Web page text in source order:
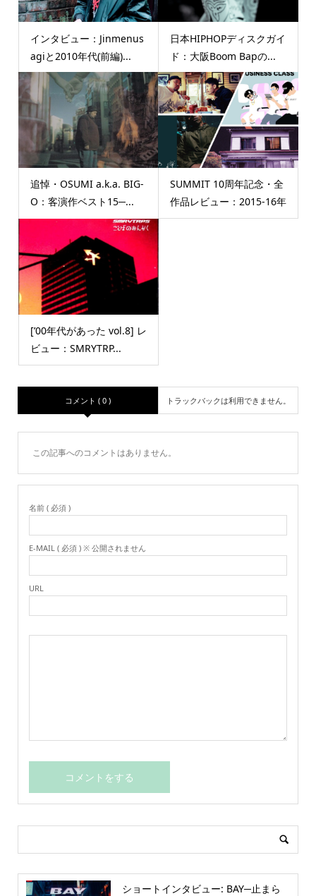
インタビュー：Jinmenus
agiと2010年代(前編)...
日本HIPHOPディスクガイ
ド：大阪Boom Bapの...
追悼・OSUMI a.k.a. BIG-
O：客演作ベスト15─...
SUMMIT 10周年記念・全
作品レビュー：2015-16年
[’00年代があった vol.8] レ
ビュー：SMRYTRP...
コメント ( 0 ) トラックバックは利用できません。
この記事へのコメントはありません。
名前 ( 必須 )
E-MAIL ( 必須 ) ※ 公開されません
URL
ショートインタビュー: BAY─止まら